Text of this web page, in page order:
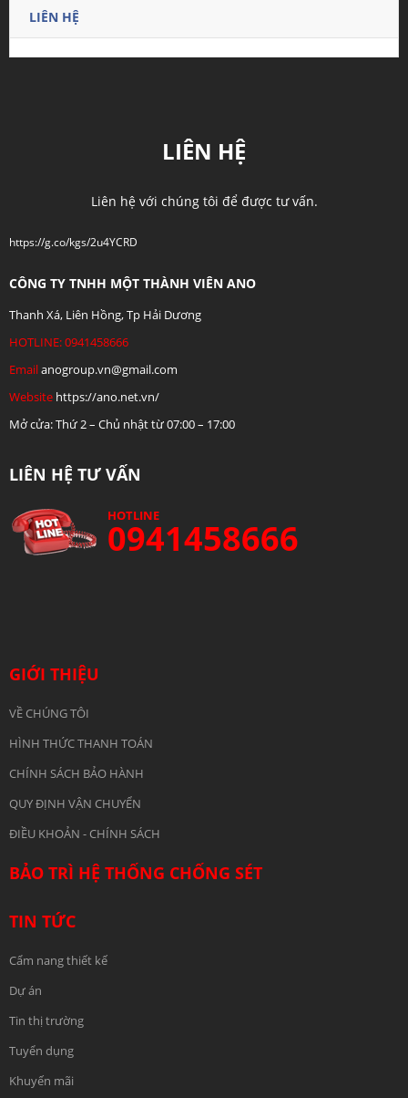
LIÊN HỆ
LIÊN HỆ
Liên hệ với chúng tôi để được tư vấn.
https://g.co/kgs/2u4YCRD
CÔNG TY TNHH MỘT THÀNH VIÊN ANO
Thanh Xá, Liên Hồng, Tp Hải Dương
HOTLINE: 0941458666
Emailanogroup.vn@gmail.com
Website https://ano.net.vn/
Mở cửa: Thứ 2 – Chủ nhật từ 07:00 – 17:00
LIÊN HỆ TƯ VẤN
HOTLINE
0941458666
GIỚI THIỆU
VỀ CHÚNG TÔI
HÌNH THỨC THANH TOÁN
CHÍNH SÁCH BẢO HÀNH
QUY ĐỊNH VẬN CHUYỂN
ĐIỀU KHOẢN - CHÍNH SÁCH
BẢO TRÌ HỆ THỐNG CHỐNG SÉT
TIN TỨC
Cẩm nang thiết kế
Dự án
Tin thị trường
Tuyển dụng
Khuyến mãi